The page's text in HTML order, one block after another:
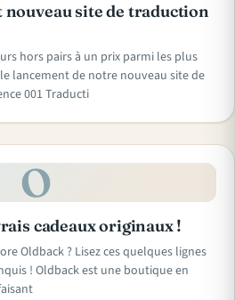
site de traduction
hors pairs à un prix parmi les plus
lancement de notre nouveau site de
001 Traducti
O
cadeaux originaux !
Oldback ? Lisez ces quelques lignes
! Oldback est une boutique en